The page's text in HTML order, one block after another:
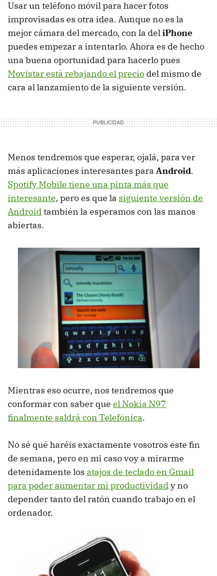
Usar un teléfono móvil para hacer fotos
improvisadas es otra idea. Aunque no es la
mejor cámara del mercado, con la deliPhone
puedes empezar a intentarlo. Ahora es de hecho
una buena oportunidad para hacerlo pues
Movistar está rebajando el precio del mismo de
cara al lanzamiento de la siguiente versión.
Menos tendremos que esperar, ojalá, para ver
más aplicaciones interesantes para Android.
Spotify Mobile tiene una pinta más que
interesante, pero es que la siguiente versión de
Androidtambién la esperamos con las manos
abiertas.
Mientras eso ocurre, nos tendremos que
conformar con saber que el Nokia N97
finalmente saldrá con Telefónica.
No sé qué haréis exactamente vosotros este fin
de semana, pero en mi caso voy a mirarme
detenidamente los atajos de teclado en Gmail
para poder aumentar mi productividady no
depender tanto del ratón cuando trabajo en el
ordenador.